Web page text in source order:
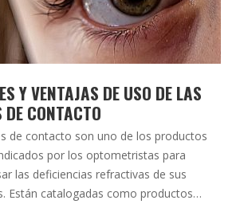
Y VENTAJAS DE USO DE LAS
DE CONTACTO
de contacto son uno de los productos
por los optometristas para
las deficiencias refractivas de sus
Están catalogadas como productos